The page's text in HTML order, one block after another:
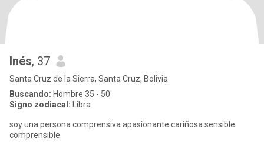
Inés, 37
Santa Cruz de la Sierra, Santa Cruz, Bolivia
Buscando: Hombre 35 - 50
Signo zodiacal: Libra
soy una persona comprensiva apasionante cariñosa sensible
comprensible